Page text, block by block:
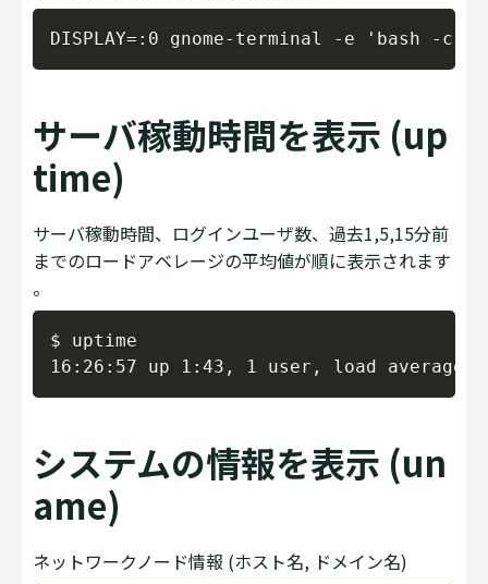
サーバ稼動時間を表示 (up
time)
サーバ稼動時間、ログインユーザ数、過去1,5,15分前
までのロードアベレージの平均値が順に表示されます
。
$ uptime
システムの情報を表示 (un
ame)
ネットワークノード情報 (ホスト名, ドメイン名)